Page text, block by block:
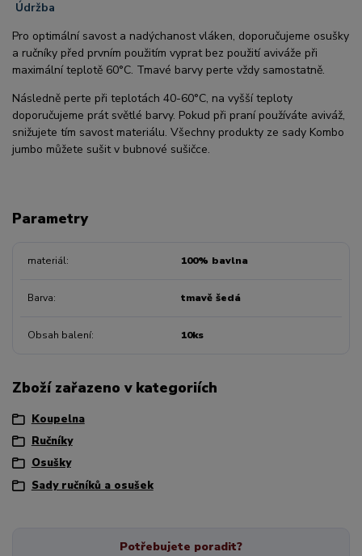
Údržba
Pro optimální savost a nadýchanost vláken, doporučujeme osušky
a ručníky před prvním použitím vyprat bez použití aviváže při
maximální teplotě 60°C. Tmavé barvy perte vždy samostatně.
Následně perte při teplotách 40-60°C, na vyšší teploty
doporučujeme prát světlé barvy. Pokud při praní používáte aviváž,
snižujete tím savost materiálu. Všechny produkty ze sady Kombo
jumbo můžete sušit v bubnové sušičce.
Parametry
materiál 100% bavlna
Barva tmavě šedá
Obsah balení 10ks
Zboží zařazeno v kategoriích
Koupelna
Ručníky
Osušky
Sady ručníků a osušek
Potřebujete poradit?